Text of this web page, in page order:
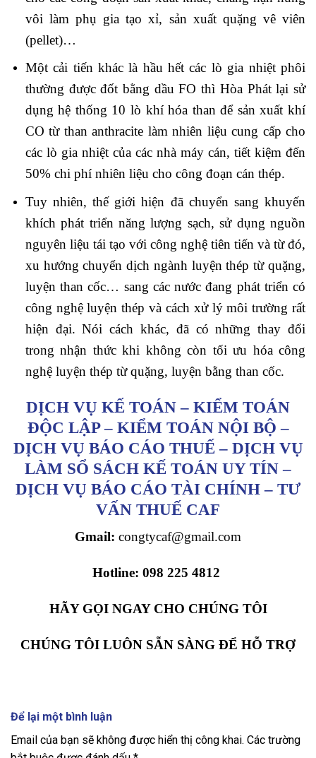
vôi làm phụ gia tạo xỉ, sản xuất quặng vê viên
(pellet)…
Một cải tiến khác là hầu hết các lò gia nhiệt phôi
thường được đốt bằng dầu FO thì Hòa Phát lại sử
dụng hệ thống 10 lò khí hóa than để sản xuất khí
CO từ than anthracite làm nhiên liệu cung cấp cho
các lò gia nhiệt của các nhà máy cán, tiết kiệm đến
50% chi phí nhiên liệu cho công đoạn cán thép.
Tuy nhiên, thế giới hiện đã chuyển sang khuyến
khích phát triển năng lượng sạch, sử dụng nguồn
nguyên liệu tái tạo với công nghệ tiên tiến và từ đó,
xu hướng chuyển dịch ngành luyện thép từ quặng,
luyện than cốc… sang các nước đang phát triển có
công nghệ luyện thép và cách xử lý môi trường rất
hiện đại. Nói cách khác, đã có những thay đổi
trong nhận thức khi không còn tối ưu hóa công
nghệ luyện thép từ quặng, luyện bằng than cốc.
DỊCH VỤ KẾ TOÁN – KIỂM TOÁN
ĐỘC LẬP – KIỂM TOÁN NỘI BỘ –
DỊCH VỤ BÁO CÁO THUẾ – DỊCH VỤ
LÀM SỔ SÁCH KẾ TOÁN UY TÍN –
DỊCH VỤ BÁO CÁO TÀI CHÍNH – TƯ
VẤN THUẾ CAF
Gmail: congtycaf@gmail.com
Hotline: 098 225 4812
HÃY GỌI NGAY CHO CHÚNG TÔI
CHÚNG TÔI LUÔN SẴN SÀNG ĐỂ HỖ TRỢ
Để lại một bình luận
Email của bạn sẽ không được hiển thị công khai. Các trường